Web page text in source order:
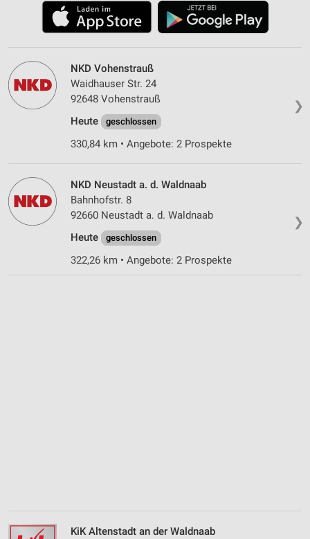
❯
NKD Vohenstrauß
Waidhauser Str. 24
92648 Vohenstrauß
Heute
geschlossen
330,84 km • Angebote: 2 Prospekte
❯
NKD Neustadt a. d. Waldnaab
Bahnhofstr. 8
92660 Neustadt a. d. Waldnaab
Heute
geschlossen
322,26 km • Angebote: 2 Prospekte
KiK Altenstadt an der Waldnaab